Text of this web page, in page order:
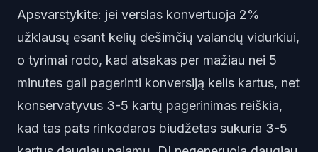
Apsvarstykite: jei verslas konvertuoja 2%
užklausų esant kelių dešimčių valandų vidurkiui,
o tyrimai rodo, kad atsakas per mažiau nei 5
minutes gali pagerinti konversiją kelis kartus, net
konservatyvus 3-5 kartų pagerinimas reiškia,
kad tas pats rinkodaros biudžetas sukuria 3-5